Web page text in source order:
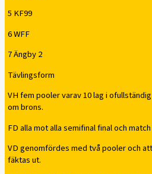
5 KF99
6 WFF
7 Ängby 2
Tävlingsform
VH fem pooler varav 10 lag i
om brons.
FD alla mot alla semifinal final och
VD genomfördes med två pooler och
fäktas ut.